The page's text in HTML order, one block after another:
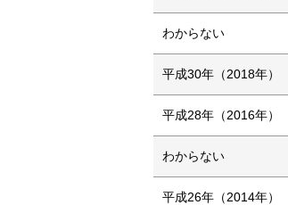
わからない
平成30年（2018年）
平成28年（2016年）
わからない
平成26年（2014年）